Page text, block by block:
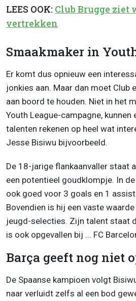
LEES OOK: Club Brugge ziet
vertrekken
Smaakmaker in
Er komt dus opnieuw een
jonkies aan. Maar dan moet Club
aan boord te houden. Niet in het
Youth League-campagne, kunnen
talenten rekenen op heel wat
Jesse Bisiwu bijvoorbeeld.
De 18-jarige flankaanvaller staat
een potentieel goudklompje. In
ook goed voor 3 goals en 1
Bovendien is hij een vaste
jeugd-selecties. Zijn talent staat
is ook opgevallen bij ... FC
Barça geeft nog niet
De Spaanse kampioen volgt
naar verluidt zelfs al een bod